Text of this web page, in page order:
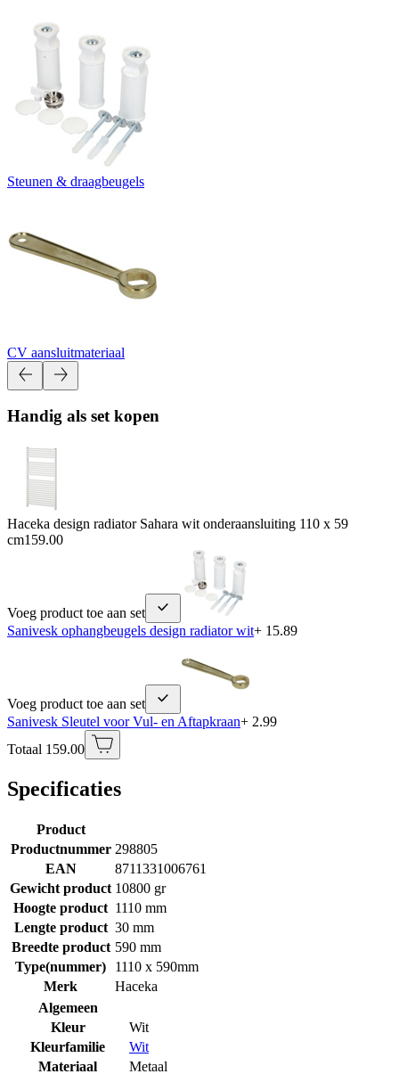
Steunen & draagbeugels
CV aansluitmateriaal
Handig als set kopen
Haceka design radiator Sahara wit onderaansluiting 110 x 59
cm159.00
Voeg product toe aan set
Sanivesk ophangbeugels design radiator wit+ 15.89
Voeg product toe aan set
Sanivesk Sleutel voor Vul- en Aftapkraan+ 2.99
Totaal 159.00
Specificaties
Product
Productnummer 298805
EAN
8711331006761
Gewicht product 10800 gr
Hoogte product 1110 mm
Lengte product 30 mm
Breedte product 590 mm
Type(nummer)
1110 x 590mm
Merk
Haceka
Algemeen
Kleur
Wit
Kleurfamilie
Wit
Materiaal
Metaal